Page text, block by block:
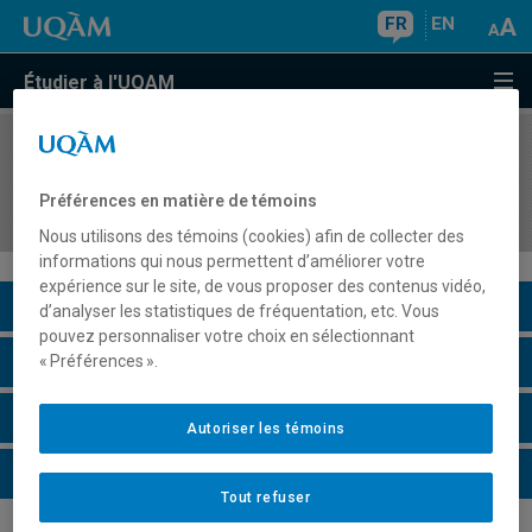
FR EN
Étudier à l'UQAM
COURS//
projets en développement de carrière
Description du cours
Horaire - Été 2026
Horaire - Automne 2026
Horaire - Hiver 2027
Préférences en matière de témoins
Nous utilisons des témoins (cookies) afin de collecter des
informations qui nous permettent d’améliorer votre
expérience sur le site, de vous proposer des contenus vidéo,
d’analyser les statistiques de fréquentation, etc. Vous
pouvez personnaliser votre choix en sélectionnant
« Préférences ».
Tout refuser
Autoriser les témoins